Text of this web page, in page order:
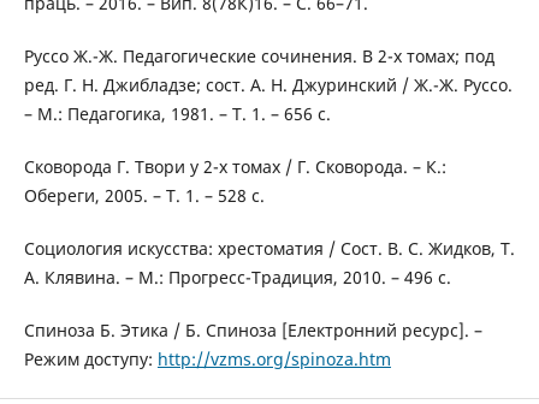
Руссо Ж.-Ж. Педагогические сочинения. В 2-х томах; под
ред. Г. Н. Джибладзе; сост. А. Н. Джуринский / Ж.-Ж. Руссо.
– М.: Педагогика, 1981. – Т. 1. – 656 с.
Сковорода Г. Твори у 2-х томах / Г. Сковорода. – К.:
Обереги, 2005. – Т. 1. – 528 с.
Социология искусства: хрестоматия / Сост. В. С. Жидков, Т.
А. Клявина. – М.: Прогресс-Традиция, 2010. – 496 с.
Спиноза Б. Этика / Б. Спиноза [Електронний ресурс]. –
Режим доступу: http://vzms.org/spinoza.htm